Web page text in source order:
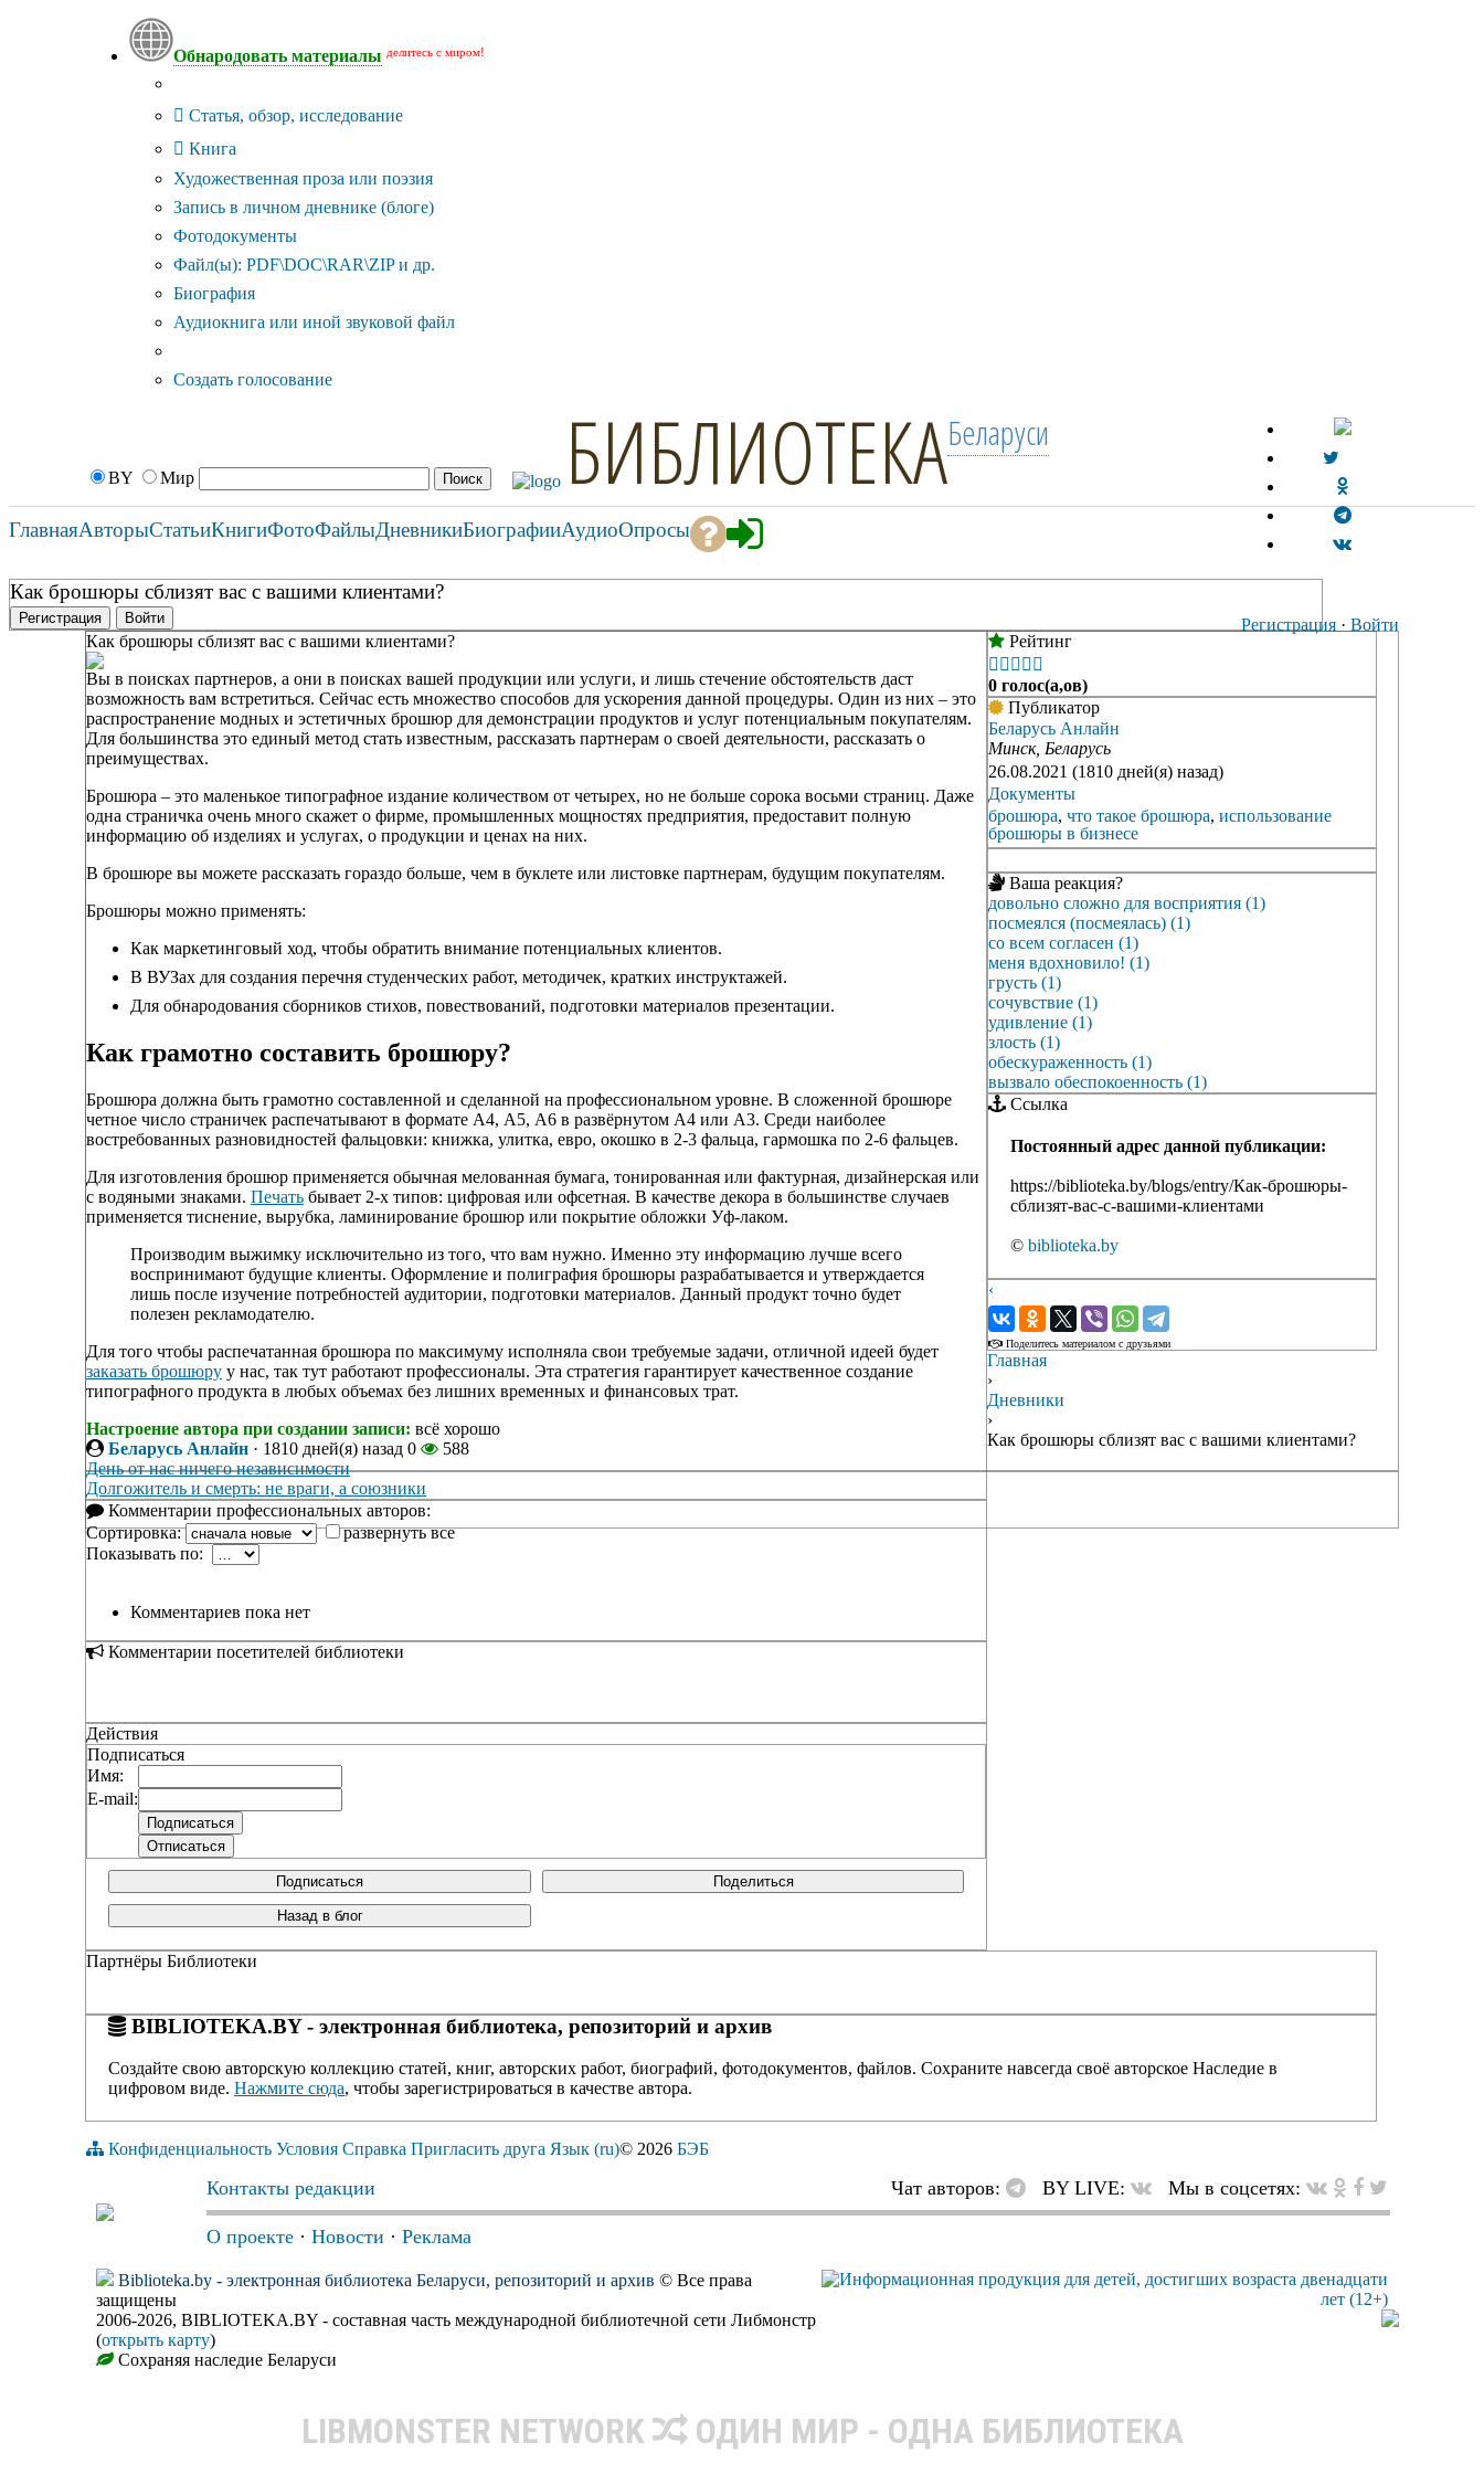
Обнародовать материалы делитесь с миром!
Статья, обзор, исследование
Книга
Художественная проза или поэзия
Запись в личном дневнике (блоге)
Фотодокументы
Файл(ы): PDF\DOC\RAR\ZIP и др.
Биография
Аудиокнига или иной звуковой файл
Создать голосование
BY Мир БИБЛИОТЕКАБеларуси
Регистрация · Войти
ГлавнаяАвторыСтатьиКнигиФотоФайлыДневникиБиографииАудиоОпросы
Как брошюры сблизят вас с вашими клиентами?
Регистрация Войти
Как брошюры сблизят вас с вашими клиентами?
Вы в поисках партнеров, а они в поисках вашей продукции или услуги, и лишь стечение обстоятельств даст
возможность вам встретиться. Сейчас есть множество способов для ускорения данной процедуры. Один из них – это
распространение модных и эстетичных брошюр для демонстрации продуктов и услуг потенциальным покупателям.
Для большинства это единый метод стать известным, рассказать партнерам о своей деятельности, рассказать о
преимуществах.
Брошюра – это маленькое типографное издание количеством от четырех, но не больше сорока восьми страниц. Даже
одна страничка очень много скажет о фирме, промышленных мощностях предприятия, предоставит полную
информацию об изделиях и услугах, о продукции и ценах на них.
В брошюре вы можете рассказать гораздо больше, чем в буклете или листовке партнерам, будущим покупателям.
Брошюры можно применять:
Как маркетинговый ход, чтобы обратить внимание потенциальных клиентов.
В ВУЗах для создания перечня студенческих работ, методичек, кратких инструктажей.
Для обнародования сборников стихов, повествований, подготовки материалов презентации.
Как грамотно составить брошюру?
Брошюра должна быть грамотно составленной и сделанной на профессиональном уровне. В сложенной брошюре
четное число страничек распечатывают в формате А4, А5, А6 в развёрнутом А4 или А3. Среди наиболее
востребованных разновидностей фальцовки: книжка, улитка, евро, окошко в 2-3 фальца, гармошка по 2-6 фальцев.
Для изготовления брошюр применяется обычная мелованная бумага, тонированная или фактурная, дизайнерская или
с водяными знаками. Печать бывает 2-х типов: цифровая или офсетная. В качестве декора в большинстве случаев
применяется тиснение, вырубка, ламинирование брошюр или покрытие обложки Уф-лаком.
Производим выжимку исключительно из того, что вам нужно. Именно эту информацию лучше всего
воспринимают будущие клиенты. Оформление и полиграфия брошюры разрабатывается и утверждается
лишь после изучение потребностей аудитории, подготовки материалов. Данный продукт точно будет
полезен рекламодателю.
Для того чтобы распечатанная брошюра по максимуму исполняла свои требуемые задачи, отличной идеей будет
заказать брошюру у нас, так тут работают профессионалы. Эта стратегия гарантирует качественное создание
типографного продукта в любых объемах без лишних временных и финансовых трат.
Настроение автора при создании записи: всё хорошо
Беларусь Анлайн · 1810 дней(я) назад 0
588
День от нас ничего независимости
Долгожитель и смерть: не враги, а союзники
Комментарии профессиональных авторов:
Сортировка:
развернуть все
Показывать по:
Комментариев пока нет
Комментарии посетителей библиотеки
Действия
Подписаться
Имя:
E-mail:
Подписаться Поделиться
Назад в блог
Рейтинг
    
0 голос(а,ов)
Публикатор
Беларусь Анлайн
Минск, Беларусь
26.08.2021 (1810 дней(я) назад)
Документы
брошюра, что такое брошюра, использование
брошюры в бизнесе
Ваша реакция?
довольно сложно для восприятия (1)
посмеялся (посмеялась) (1)
со всем согласен (1)
меня вдохновило! (1)
грусть (1)
сочувствие (1)
удивление (1)
злость (1)
обескураженность (1)
вызвало обеспокоенность (1)
Ссылка
Постоянный адрес данной публикации:
https://biblioteka.by/blogs/entry/Как-брошюры-
сблизят-вас-с-вашими-клиентами
© biblioteka.by
‹
›
Поделитесь материалом с друзьями
Партнёры Библиотеки
BIBLIOTEKA.BY - электронная библиотека, репозиторий и архив
Создайте свою авторскую коллекцию статей, книг, авторских работ, биографий, фотодокументов, файлов. Сохраните навсегда своё авторское Наследие в
цифровом виде. Нажмите сюда, чтобы зарегистрироваться в качестве автора.
Главная
›
Дневники
›
Как брошюры сблизят вас с вашими клиентами?
Конфиденциальность Условия Справка Пригласить друга Язык (ru)© 2026 БЭБ
Контакты редакции Чат авторов: BY LIVE: Мы в соцсетях:
О проекте · Новости · Реклама
Biblioteka.by - электронная библиотека Беларуси, репозиторий и архив © Все права
защищены
2006-2026, BIBLIOTEKA.BY - составная часть международной библиотечной сети Либмонстр
(открыть карту)
Сохраняя наследие Беларуси
LIBMONSTER NETWORK ОДИН МИР - ОДНА БИБЛИОТЕКА